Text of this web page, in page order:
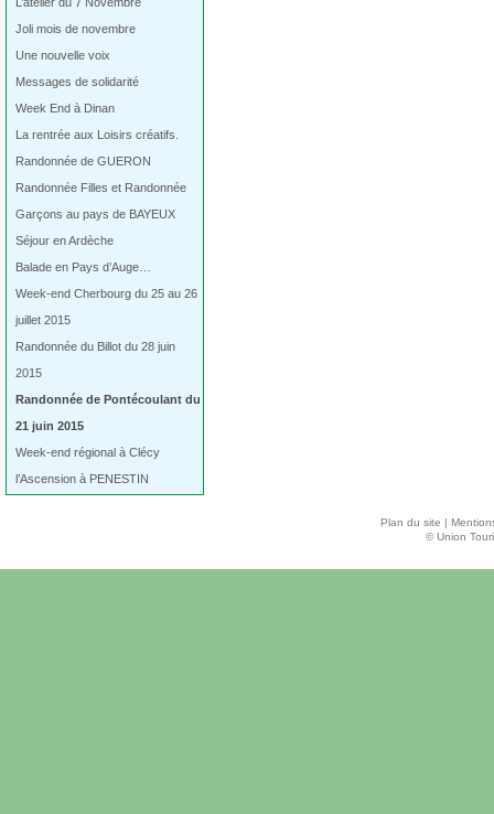
Joli mois de novembre
Une nouvelle voix
Messages de solidarité
Week End à Dinan
La rentrée aux Loisirs créatifs.
Randonnée de GUERON
Randonnée Filles et Randonnée
Garçons au pays de BAYEUX
Séjour en Ardèche
Balade en Pays d’Auge…
Week-end Cherbourg du 25 au 26
juillet 2015
Randonnée du Billot du 28 juin
2015
Randonnée de Pontécoulant du
21 juin 2015
Week-end régional à Clécy
l’Ascension à PENESTIN
Plan du site
© Union